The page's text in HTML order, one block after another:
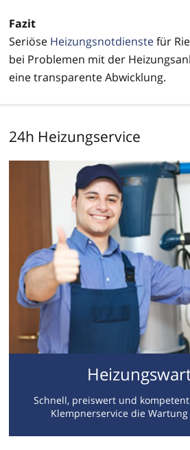
Fazit
Seriöse Heizungsnotdienstefür
bei Problemen mit der
eine transparente Abwicklung.
24h Heizungservice
Schnell, preiswert und
Klempnerservice die